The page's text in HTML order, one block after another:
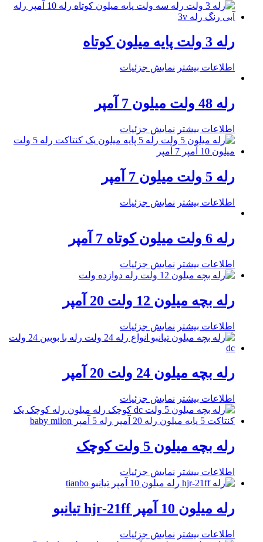
رله 3 ولت پایه میلون کوتاه
اطلاعات بیشتر نمایش جزئیات
رله 48 ولت میلون 7 آمپر
اطلاعات بیشتر نمایش جزئیات
رله 5 ولت میلون 7 آمپر
اطلاعات بیشتر نمایش جزئیات
رله 6 ولت میلون کوتاه 7 آمپر
اطلاعات بیشتر نمایش جزئیات
رله بچه میلون 12 ولت 20 آمپر
اطلاعات بیشتر نمایش جزئیات
رله بچه میلون 24 ولت 20 آمپر
اطلاعات بیشتر نمایش جزئیات
رله بچه میلون 5 ولت کوچک
اطلاعات بیشتر نمایش جزئیات
رله میلون 10 آمپر hjr-21ff تیانبو
اطلاعات بیشتر نمایش جزئیات